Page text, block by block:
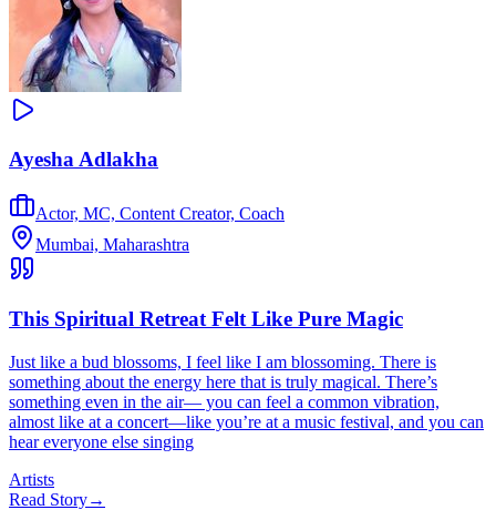
Ayesha Adlakha
Actor, MC, Content Creator, Coach
Mumbai, Maharashtra
This Spiritual Retreat Felt Like Pure Magic
Just like a bud blossoms, I feel like I am blossoming. There is
something about the energy here that is truly magical. There’s
something even in the air— you can feel a common vibration,
almost like at a concert—like you’re at a music festival, and you can
hear everyone else singing
Artists
Read Story→